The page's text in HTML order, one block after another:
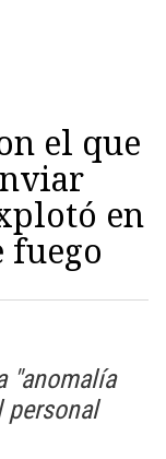
el que
en
fuego
"anomalía
personal